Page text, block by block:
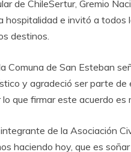
de ChileSertur, Gremio
hospitalidad e invitó a
destinos.
Comuna de San Esteban
y agradeció ser parte
lo que firmar este acuerdo
de la Asociación
haciendo hoy, que es